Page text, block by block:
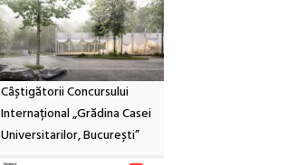
Câștigătorii Concursului
Internațional „Grădina Casei
Universitarilor, București”